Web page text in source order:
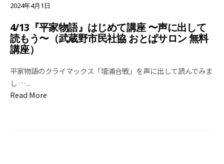
2024年4月1日
4/13『平家物語』はじめて講座 〜声に出して
読もう〜（武蔵野市民社協 おとぱサロン 無料
講座）
平家物語のクライマックス「壇浦合戦」を声に出して読んでみま
し …...
Read More